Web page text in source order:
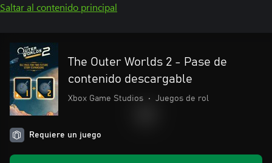
Saltar al contenido principal
The Outer Worlds 2 - Pase de
contenido descargable
Xbox Game Studios • Juegos de rol
Requiere un juego